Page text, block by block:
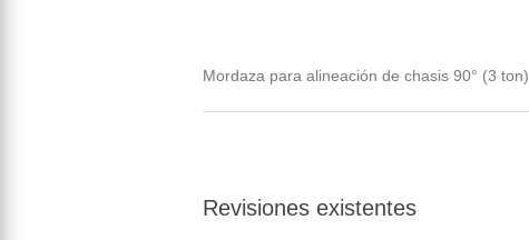
Mordaza para alineación de chasis 90° (3 ton)
Revisiones existentes